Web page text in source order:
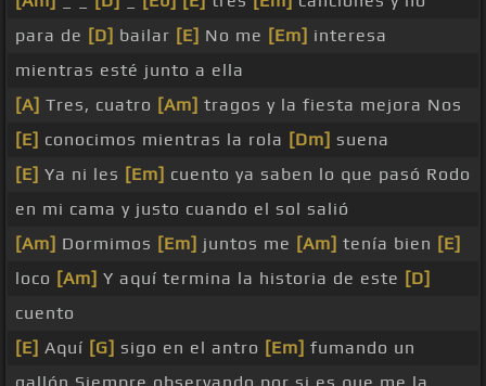
para de [D] bailar [E] No me [Em] interesa
mientras esté junto a ella
[A] Tres, cuatro [Am] tragos y la fiesta mejora Nos
[E] conocimos mientras la rola [Dm] suena
[E] Ya ni les [Em] cuento ya saben lo que pasó Rodo
en mi cama y justo cuando el sol salió
[Am] Dormimos [Em] juntos me [Am] tenía bien [E]
loco [Am] Y aquí termina la historia de este [D]
cuento
[E] Aquí [G] sigo en el antro [Em] fumando un